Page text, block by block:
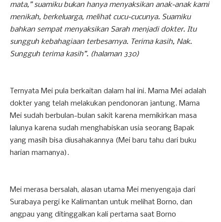
mata,” suamiku bukan hanya menyaksikan anak-anak kami
menikah, berkeluarga, melihat cucu-cucunya. Suamiku
bahkan sempat menyaksikan Sarah menjadi dokter. Itu
sungguh kebahagiaan terbesarnya. Terima kasih, Nak.
Sungguh terima kasih”. (halaman 330)
Ternyata Mei pula berkaitan dalam hal ini. Mama Mei adalah
dokter yang telah melakukan pendonoran jantung. Mama
Mei sudah berbulan-bulan sakit karena memikirkan masa
lalunya karena sudah menghabiskan usia seorang Bapak
yang masih bisa diusahakannya (Mei baru tahu dari buku
harian mamanya).
Mei merasa bersalah, alasan utama Mei menyengaja dari
Surabaya pergi ke Kalimantan untuk melihat Borno, dan
angpau yang ditinggalkan kali pertama saat Borno